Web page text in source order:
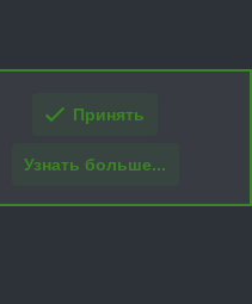
Главная
R
S
Принять
Узнать больше...